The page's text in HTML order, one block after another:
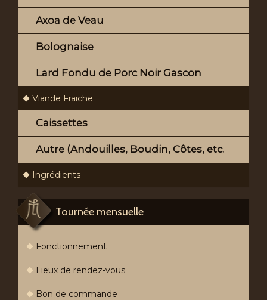
Axoa de Veau
Bolognaise
Lard Fondu de Porc Noir Gascon
Viande Fraiche
Caissettes
Autre (Andouilles, Boudin, Côtes, etc.
Ingrédients
Tournée mensuelle
Fonctionnement
Lieux de rendez-vous
Bon de commande